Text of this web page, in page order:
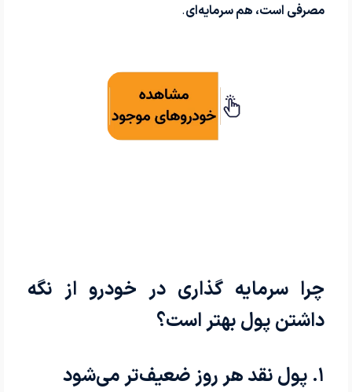
مصرفی است، هم سرمایه‌ای.
چرا سرمایه گذاری در خودرو از نگه
داشتن پول بهتر است؟
۱. پول نقد هر روز ضعیف‌تر می‌شود